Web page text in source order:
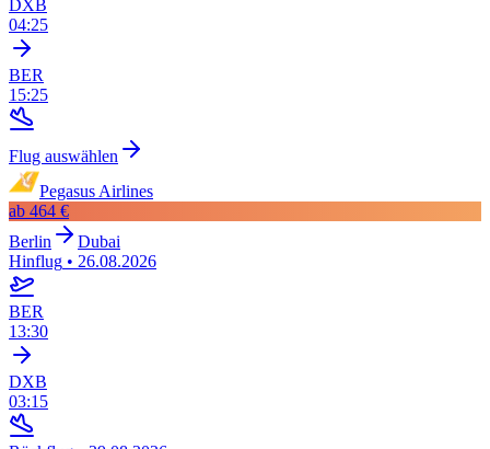
DXB
04:25
BER
15:25
Flug auswählen
Pegasus Airlines
ab 464 €
Berlin
Dubai
Hinflug • 26.08.2026
BER
13:30
DXB
03:15